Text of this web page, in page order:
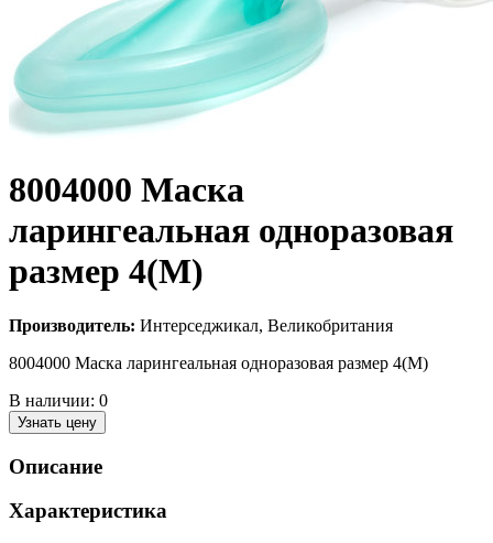
8004000 Маска
ларингеальная одноразовая
размер 4(M)
Производитель: Интерседжикал, Великобритания
8004000 Маска ларингеальная одноразовая размер 4(M)
В наличии: 0
Узнать цену
Описание
Характеристика